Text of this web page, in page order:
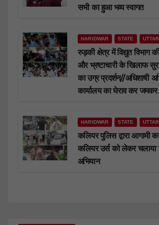
सभी का हुआ भव्य स्वागत
HARIDWAR STATE
रुड़की क्षेत्र में विद्युत विभाग
और भ्रष्टाचारी के खिलाफ
का उग्र प्रदर्शन//अधिशाषी
कार्यालय का घेराव कर जमकर
HARIDWAR STATE
कलियर पुलिस द्वारा आगामी
कलियर उर्स को लेकर चलाया
अभियान